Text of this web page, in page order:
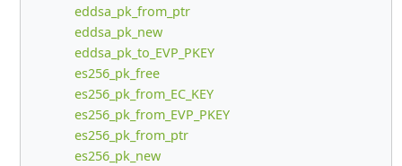
eddsa_pk_from_ptr
eddsa_pk_new
eddsa_pk_to_EVP_PKEY
es256_pk_free
es256_pk_from_EC_KEY
es256_pk_from_EVP_PKEY
es256_pk_from_ptr
es256_pk_new